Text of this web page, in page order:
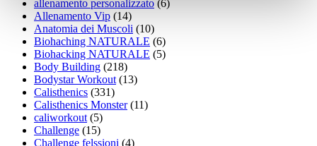
allenamento personalizzato (6)
Allenamento Vip (14)
Anatomia dei Muscoli (10)
Biohaching NATURALE (6)
Biohacking NATURALE (5)
Body Building (218)
Bodystar Workout(13)
Calisthenics (331)
Calisthenics Monster(11)
caliworkout(5)
Challenge (15)
Challenge felssioni (4)